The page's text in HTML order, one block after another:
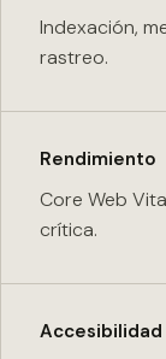
Indexación,
rastreo.
Rendimiento
Core Web
crítica.
Accesibilidad